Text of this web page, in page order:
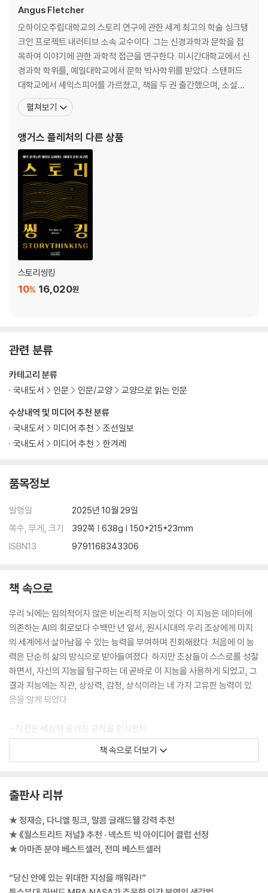
럼 행동하라 | 당신의 인생을 하나의 작품으로 설계하라
3장 [감정] 방향을 잃지 않는 나침반
: 안티고네와 싱글턴처럼 스스로를 평가하라
두려움은 ‘계획이 없다’는 뇌의 경고다 | 분노는 ‘계획이 하나뿐’이라는 위
험신호다 | 슬픔과 수치심은 현명한 행동을 이끄는 신호등이다 | 어리석다
진짜 목적을 발견하라 | 감정은 당신이 어디로 가야 할지 알려준다
4장 [상식] 결단을 이끄는 지혜
: 벤저민 프랭클린과 주식 투자자처럼 순간을 지배하라
상식은 ‘내가 모른다’는 것을 아는 인간만의 능력이다 | 벤저민 프랭클린처
럼 모순된 격언에서 상식을 배워라 | 상식 없는 박사가 0점을 받은 진짜 이
유 | 불안은 적이 아니라 똑똑한 조력자다 | 과거의 걱정과 미래의 불안을
구분하는 기술 | 워런 버핏이 대중연설 공포를 투자 성공으로 바꾼 비결 |
제임스 사이먼스가 수학 대신 불안을 택한 이유 | 직관→상상력→감정→
상식, 고유지능의 순환
2부 불확실성을 기회로 바꾸는 기술
왕》에서 배운 현실 왜곡장의 비밀 | 갈등을 피하지 말고 혁신의 연료로 사
용하라 | 다윈이 핀치새에서 진화론을 발견한 과정 | 학창 시절 괴롭힘에서
배운 ‘적을 먹어치우는’ 지혜 | AI를 매번 이기는 인간 팀의 비밀 무기 | 나
폴레옹을 이긴 클라우제비츠의 집단 지성 실험
6장 [회복탄력성] 위기를 반전시키는 힘
: 클리닉 환자와 3학년 학생처럼 반취약성을 키워라
기적 | 진짜 부정에서 진짜 긍정이 나온다 | ‘성공할 것이다’보다 ‘성공할 수
세 아이도 따라 할 수 있는 3가지 훈련법 | 플랜 A, B… Z가 모두 망가져도
살아남는 법
시뮬레이션이 완벽해도 실패하는 이유 | 조지 마셜이 훈장 단 장군들을 해
고한 진짜 이유 | 평탄한 길을 벗어나 어둠 속에서 실마리를 찾아라 | 조지
워싱턴의 법칙, 상황이 불확실할수록 더 대담해져라 | 새로운 상황에 맞춰
새로운 계획을 세워라 | 암스트롱이 달 착륙 1초 전에 내린 생사의 결정 |
전문가가 안 된다고 할 수 없는 곳으로 가라
8장 [소통] 마음을 움직이는 언어
: 마야 안젤루와 링컨처럼 ‘왜’에 답하라
중간에서 시작해 뇌의 스토리씽킹을 깨워라 | 보편성이 아닌 예외성에 주
으로 마음을 사로잡는 법 | 끝에서 시작해 중간을 상상하게 하라 | 베트남
마을에서 발견한 진정성의 비밀
신참에게 비행을 맡겨야 전문가도 성장한다 | 즉흥극 전문가들이 신인과
함께하는 진짜 이유 | 역사가 증명한 해방의 성과들
10장 [리더십] 미래를 믿는 힘
: 웨인 그레츠키와 니콜라 테슬라처럼 확신으로 이끌어라
관리자는 배출되지만 리더는 태어난다 | 군중을 버리고 내면의 나침반을
찾아라 | 혼자 걷는 자만이 리더가 된다 | 예측은 계산이 아니라 창의적 짐
Angus Fletcher
오하이오주립대학교의 스토리 연구에 관한 세계 최고의 학술 싱크탱
크인 프로젝트 내러티브 소속 교수이다. 그는 신경과학과 문학을 접
목하여 이야기에 관한 과학적 접근을 연구한다. 미시간대학교에서 신
경과학 학위를, 예일대학교에서 문학 박사학위를 받았다. 스탠퍼드
대학교에서 셰익스피어를 가르쳤고, 책을 두 권 출간했으며, 소설과
시, 영화, 연극 작품에 관한 학술 논문을 수십 편 발표했다. 소니, 디즈
니, BBC, 아마존, PBS, NBC/유니버설 등에서 각종 프로젝트에 대
지 글쓰기에 관한 강의를 진행하고 있다. 그는 J.R.R
펼쳐보기
앵거스 플레처의 다른 상품
스토리씽킹
16,020원
10%
관련 분류
수상내역 및 미디어 추천 분류
국내도서
미디어 추천
조선일보
국내도서
미디어 추천 한겨레
카테고리 분류
국내도서
인문 인문/교양 교양으로 읽는 인문
품목정보
발행일
2025년 10월 29일
쪽수, 무게, 크기
392쪽 | 638g | 150*215*23mm
ISBN13
9791168343306
책 속으로
우리 뇌에는 임의적이지 않은 비논리적 지능이 있다. 이 지능은 데이터에
의존하는 AI의 회로보다 수백만 년 앞서, 원시시대의 우리 조상에게 미지
의 세계에서 살아남을 수 있는 능력을 부여하며 진화해왔다. 처음에 이 능
력은 단순히 삶의 방식으로 받아들여졌다. 하지만 조상들이 스스로를 성찰
하면서, 자신의 지능을 탐구하는 데 곧바로 이 지능을 사용하게 되었고, 그
결과 지능에는 직관, 상상력, 감정, 상식이라는 네 가지 고유한 능력이 있
음을 알게 되었다.
- 직관은 세상의 숨겨진 규칙을 인식한다.
- 상상력은 존재하지 않는 미래를 상상한다.
- 감정은 개인이 어떤 경로로 성장할지를 정한다.
인간은 이 네 가지 고유한 능력 덕분에 정보가 거의 없어도 현명하게 행동
할 수 있다. 물론 인간이 항상 현명하게 행동한다는 뜻은 아니다. 하지만
‘현명하게 행동할 수 있다’는 사실은 AI가 제 구실을 못하는 상황에서도 성
공할 수 있는 이유다. AI는 논리적 추론을 할 수 있고 무작위적으로 아이디
어를 쏟아낼 수 있다. 하지만 상식이나 상상력은 기계적으로 발휘되는 것
이 아니므로, 데이터가 부족하거나 빈약할 때는 인간의 뇌보다 성능이 떨
어진다. 따라서 컴퓨터의 사고는 혁신과 리더십 그리고 대부분의 일상생활
책 속으로 더보기
출판사 리뷰
★ 정재승, 다니엘 핑크, 말콤 글래드웰 강력 추천
★ 《월스트리트 저널》 추천 · 넥스트 빅 아이디어 클럽 선정
★ 아마존 분야 베스트셀러, 전미 베스트셀러
“당신 안에 있는 위대한 지성을 깨워라!”